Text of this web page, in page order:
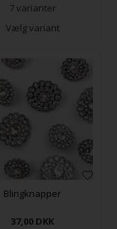
7 varianter
Vælg variant
Blingknapper
37,00 DKK